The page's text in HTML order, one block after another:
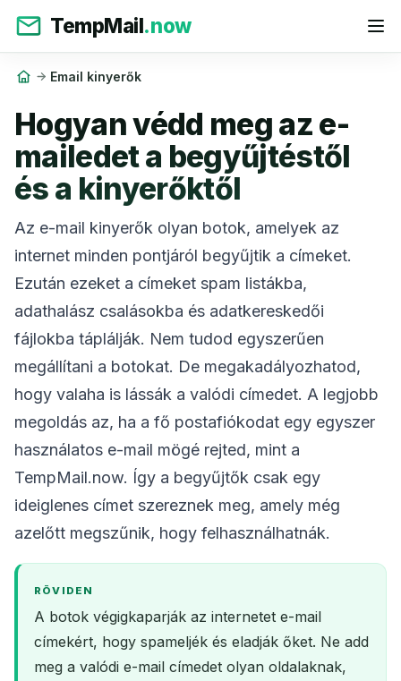
TempMail.now
Email kinyerők
Hogyan védd meg az e-
mailedet a begyűjtéstől
és a kinyerőktől
Az e-mail kinyerők olyan botok, amelyek az
internet minden pontjáról begyűjtik a címeket.
Ezután ezeket a címeket spam listákba,
adathalász csalásokba és adatkereskedői
fájlokba táplálják. Nem tudod egyszerűen
megállítani a botokat. De megakadályozhatod,
hogy valaha is lássák a valódi címedet. A legjobb
megoldás az, ha a fő postafiókodat egy egyszer
használatos e-mail mögé rejted, mint a
TempMail.now. Így a begyűjtők csak egy
ideiglenes címet szereznek meg, amely még
azelőtt megszűnik, hogy felhasználhatnák.
RÖVIDEN
A botok végigkaparják az internetet e-mail
címekért, hogy spameljék és eladják őket. Ne add
meg a valódi e-mail címedet olyan oldalaknak,